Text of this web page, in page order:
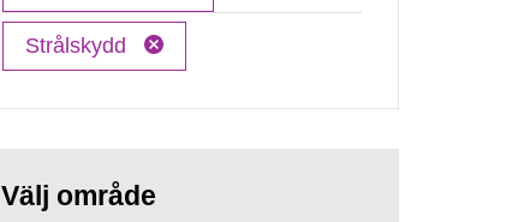
Strålskydd
Välj område